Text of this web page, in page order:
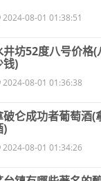
2024-08-01 01:38:51
井坊52度八号价格
钱)
2024-08-01 01:36:38
破仑成功者葡萄酒(
)
2024-08-01 01:34:26